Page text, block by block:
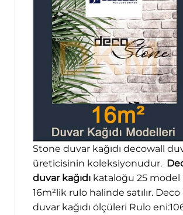
Stone duvar kağıdı decowall
üreticisinin koleksiyonudur.
duvar kağıdı kataloğu 25 model
16m²lik rulo halinde satılır.
duvar kağıdı ölçüleri Rulo